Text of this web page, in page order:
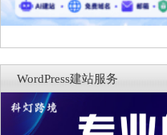
WordPress建站服务